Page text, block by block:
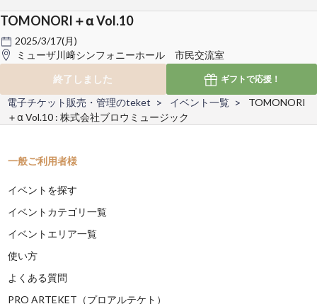
TOMONORI＋α Vol.10
2025/3/17(月)
ミューザ川﨑シンフォニーホール 市民交流室
終了しました
ギフトで応援！
電子チケット販売・管理のteket イベント一覧
TOMONORI
＋α Vol.10 : 株式会社ブロウミュージック
一般ご利用者様
イベントを探す
イベントカテゴリ一覧
イベントエリア一覧
使い方
よくある質問
PRO ARTEKET（プロアルテケト）